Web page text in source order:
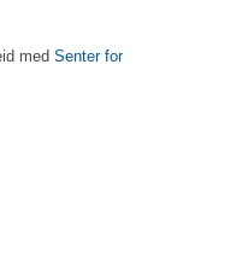
med Senter for